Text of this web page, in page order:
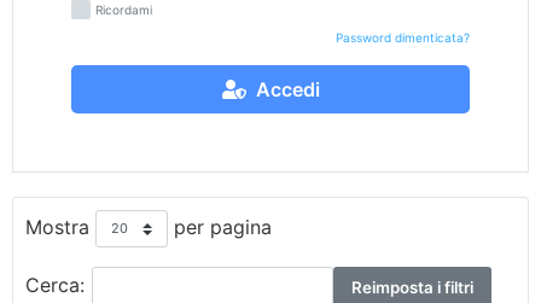
Ricordami
Password dimenticata?
Accedi
Mostra per pagina
Cerca: Reimposta i filtri